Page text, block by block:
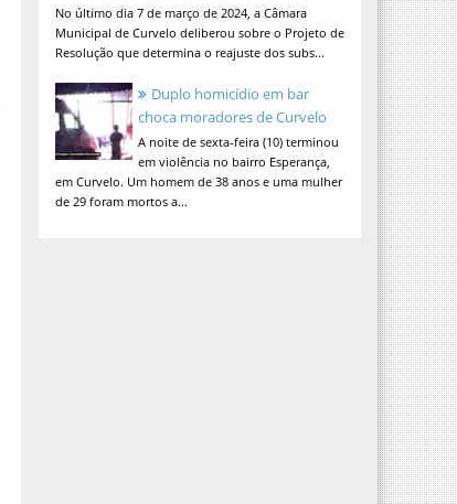
No último dia 7 de março de 2024, a Câmara
Municipal de Curvelo deliberou sobre o Projeto de
Resolução que determina o reajuste dos subs...
Duplo homicídio em bar
choca moradores de Curvelo
A noite de sexta-feira (10) terminou
em violência no bairro Esperança,
em Curvelo. Um homem de 38 anos e uma mulher
de 29 foram mortos a...